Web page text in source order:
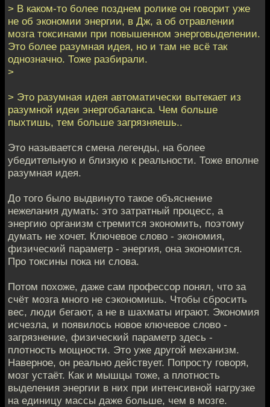
> В каком-то более позднем ролике он говорит уже
не об экономии энергии, в Дж, а об отравлении
мозга токсинами при повышенном энерговыделении.
Это более разумная идея, но и там не всё так
однозначно. Тоже разбирали.
>
> Это разумная идея автоматически вытекает из
разумной идеи энергобаланса. Чем больше
пыхтишь, тем больше загрязняешь..
Это называется смена легенды, на более
убедительную и близкую к реальности. Тоже вполне
разумная идея.
До того было выдвинуто такое объяснение
нежелания думать: это затратный процесс, а
энергию организм стремится экономить, поэтому
думать не хочет. Ключевое слово - экономия,
физический параметр - энергия, она экономится.
Про токсины пока ни слова.
Потом похоже, даже сам профессор понял, что за
счёт мозга много не сэкономишь. Чтобы сбросить
вес, люди бегают, а не в шахматы играют. Экономия
исчезла, и появилось новое ключевое слово -
загрязнение, физический параметр здесь -
плотность мощности. Это уже другой механизм.
Наверное, он реально действует. Попросту говоря,
мозг устаёт. Как и мышцы тоже, а плотность
выделения энергии в них при интенсивной нагрузке
на единицу массы даже больше, чем в мозге.